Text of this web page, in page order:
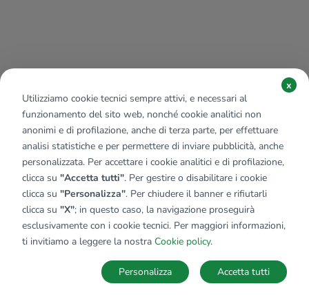
Via Provinciale, 58/D 25079 Vobarno (BS)
CONTATTACI
Utilizziamo cookie tecnici sempre attivi, e necessari al
funzionamento del sito web, nonché cookie analitici non
anonimi e di profilazione, anche di terza parte, per effettuare
analisi statistiche e per permettere di inviare pubblicità, anche
personalizzata. Per accettare i cookie analitici e di profilazione,
clicca su "Accetta tutti". Per gestire o disabilitare i cookie
clicca su "Personalizza". Per chiudere il banner e rifiutarli
clicca su "X"; in questo caso, la navigazione proseguirà
esclusivamente con i cookie tecnici. Per maggiori informazioni,
ti invitiamo a leggere la nostra Cookie policy.
x
Accetta tutti
Personalizza